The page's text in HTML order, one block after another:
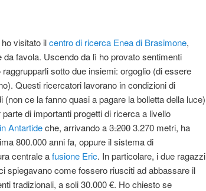
visitato ilcentro di ricerca Enea di Brasimone,
da favola. Uscendo da lì ho provato sentimenti
sotto due insiemi: orgoglio (di essere
Questi ricercatori lavorano in condizioni di
ce la fanno quasi a pagare la bolletta della luce)
di importanti progetti di ricerca a livello
Antartideche, arrivando a3.2003.270 metri, ha
800.000 anni fa, oppure il sistema di
centrale afusione Eric. In particolare, i due ragazzi
spiegavano come fossero riusciti ad abbassare il
tradizionali, a soli 30.000 €. Ho chiesto se